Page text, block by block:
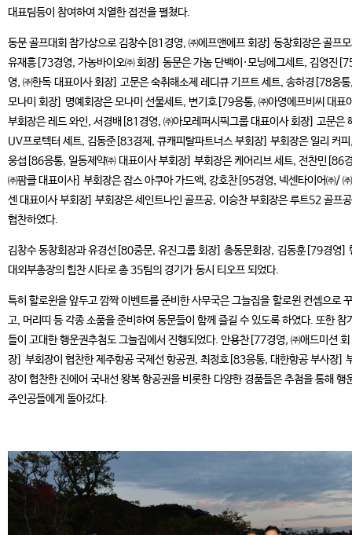
대표팀등이 참여하여 치열한 접전을 펼쳤다.
동문 골프대회 참가상으로 김창수[81경영, ㈜에프앤에프 회장] 동창회장은 골프
유재흥[73경영, 가농바이오㈜ 회장] 동문은 가농 단백이·모닝에그세트, 김영진
영, ㈜한독 대표이사 회장] 고문은 숙취해소제 레디큐 기프트 세트, 송하경[78응
모나미 회장] 명예회장은 모나미 선물세트, 변기호[79응통, ㈜아영에프비씨 대표
부회장은 레드 와인, 서경배[81경영, ㈜아모레퍼시픽그룹 대표이사 회장] 고문은
UV프로텍터 세트, 김동준[83경제, 큐캐피탈파트너스 부회장] 부회장은 일리 커
웅섭[86응통, 일동제약㈜ 대표이사 부회장] 부회장은 케어리브 세트, 전찬민[86
㈜팜클 대표이사] 부회장은 잡스 아쿠아 가드액, 강호찬[95경영, 넥센타이어㈜/
센 대표이사 부회장] 부회장은 세인트나인 골프공, 이승찬 부회장은 루트52 골프
협찬하였다.
김창수 동창회장과 유경선[80중문, 유진그룹 회장] 총동문회장, 김동훈[79경영]
대외부총장의 힘찬 시타로 총 35팀의 경기가 동시 티오프 되었다.
특히 할로윈을 앞두고 깜짝 이벤트를 준비한 사무국은 그늘집을 할로윈 컨셉으로
고, 머리띠 등 각종 소품을 준비하여 동문들이 함께 즐길 수 있도록 하였다. 또한 참
들이 고대한 행운권추첨도 그늘집에서 진행되었다. 안용찬[77경영, ㈜애드미션 회
장] 부회장이 협찬한 제주항공 국제선 항공권, 최정호[83응통, 대한항공 부사장]
장이 협찬한 진에어 국내선 왕복 항공권을 비롯한 다양한 경품들은 추첨을 통해 행
주인공들에게 돌아갔다.